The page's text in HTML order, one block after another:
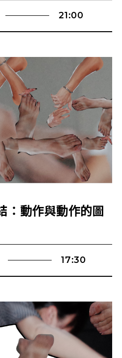
21:00
：動作與動作的圖
17:30